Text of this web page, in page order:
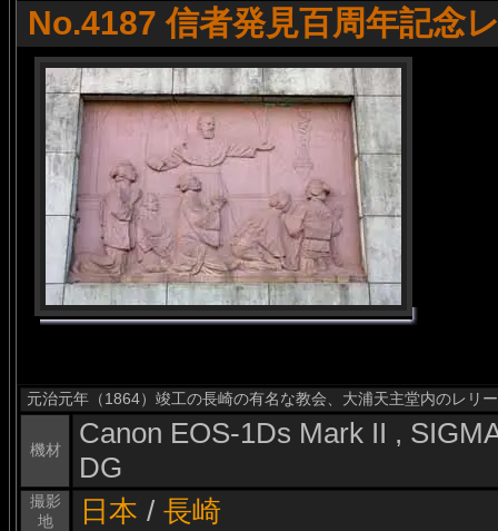
No.4187 信者発見百周年記念
元治元年（1864）竣工の長崎の有名な教会、大浦天主堂内のレリ
機材
Canon EOS-1Ds Mark II ,
DG
撮影
地
日本 / 長崎